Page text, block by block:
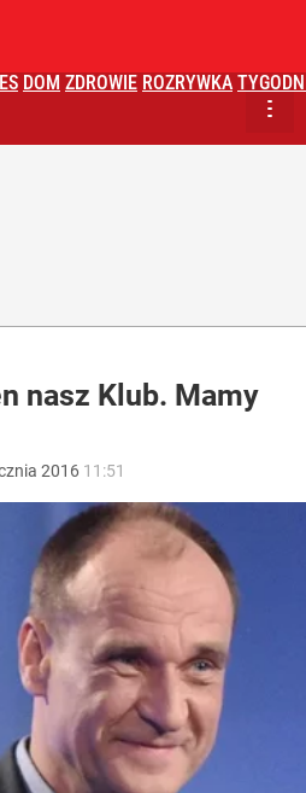
DOM ZDROWIE ROZRYWKA
nasz Klub. Mamy
2016 11:51